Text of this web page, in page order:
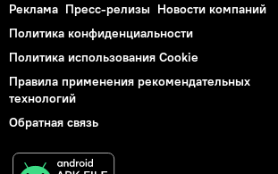
Реклама Пресс-релизы Новости компаний
Политика конфиденциальности
Политика использования Cookie
Правила применения рекомендательных
технологий
Обратная связь